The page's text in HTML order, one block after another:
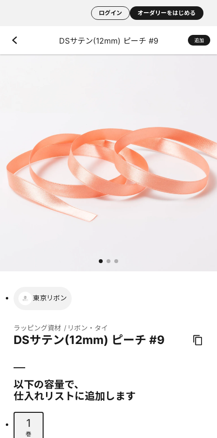
ログイン オーダリーをはじめる
DSサテン(12mm) ピーチ #9 追加
東京リボン
ラッピング資材 リボン・タイ
DSサテン(12mm) ピーチ #9
以下の容量で、
仕入れリストに追加します
1
巻